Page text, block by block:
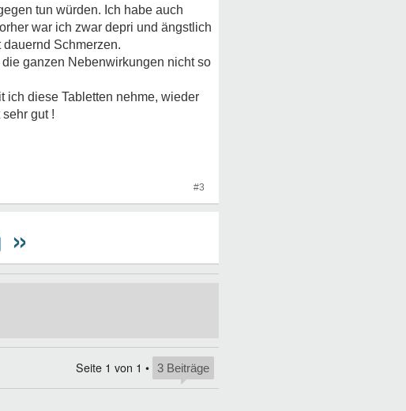
tun würden. Ich habe auch
war ich zwar depri und ängstlich
Schmerzen.
ganzen Nebenwirkungen nicht so
ich diese Tabletten nehme, wieder
gut !
#3
Seite 1 von 1 • 3 Beiträge